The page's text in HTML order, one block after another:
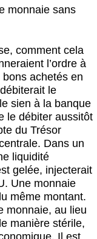
monnaie sans
comment cela
l’ordre à
achetés en
le
sien à la banque
le débiter aussitôt
du Trésor
Dans un
liquidité
gelée, injecterait
Une monnaie
même montant.
monnaie, au lieu
manière stérile,